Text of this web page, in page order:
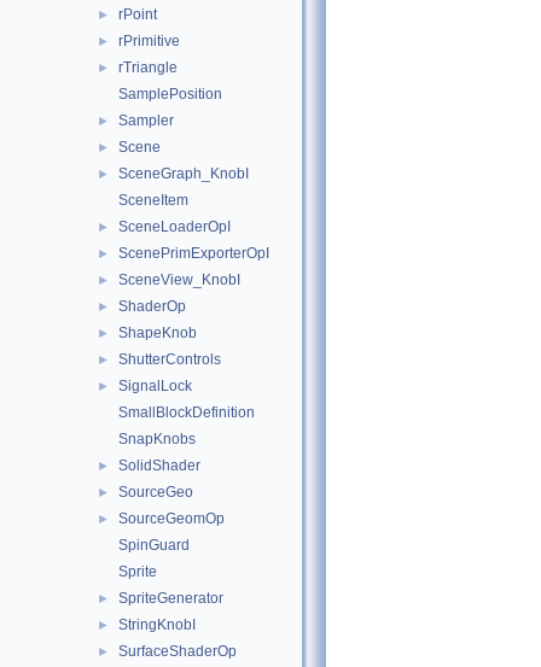
► rPoint
► rPrimitive
►
rTriangle
SamplePosition
► Sampler
► Scene
►
SceneGraph_KnobI
SceneItem
► SceneLoaderOpI
► ScenePrimExporterOpI
► SceneView_KnobI
► ShaderOp
► ShapeKnob
► ShutterControls
►
SignalLock
SmallBlockDefinition
SnapKnobs
► SolidShader
► SourceGeo
►
SourceGeomOp
SpinGuard
Sprite
► SpriteGenerator
► StringKnobI
►
SurfaceShaderOp